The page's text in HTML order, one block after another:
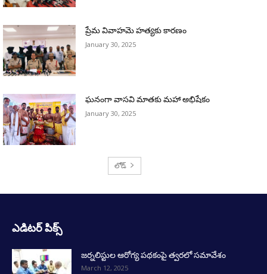
ఎడిటర్ పిక్స్
జర్నలిస్టుల ఆరోగ్య పథకంపై త్వరలో సమావేశం
March 12, 2025